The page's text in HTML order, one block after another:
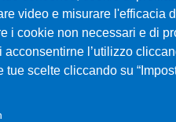
video e misurare l'efficacia
i cookie non necessari e di
l’utilizzo
tue scelte cliccando su